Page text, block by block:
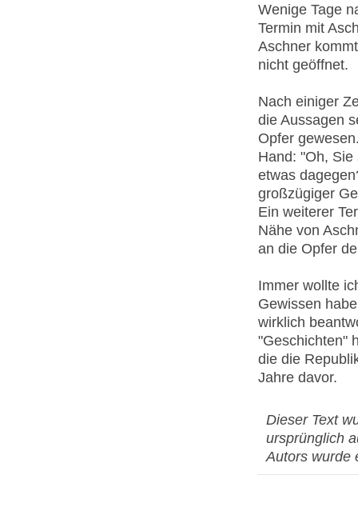
Wenige Tage
Termin mit
Aschner
nicht geöffnet.
Nach einiger
die Aussagen
Opfer
Hand: "Oh,
etwas
großzügiger
Ein weiterer
Nähe von
an die Opfer
Immer wollte
Gewissen
wirklich
"Geschichten"
die die
Jahre davor.
Dieser Text
ursprünglich
Autors wurde